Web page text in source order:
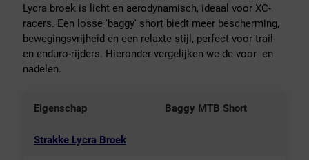
Lycra broek is licht en aerodynamisch, ideaal voor XC-
racers. Een losse 'baggy' short biedt meer bescherming,
bewegingsvrijheid en een relaxte stijl, perfect voor trail-
en enduro-rijders. Hieronder vergelijken we de voor- en
nadelen.
Eigenschap Baggy MTB Short
Strakke Lycra Broek